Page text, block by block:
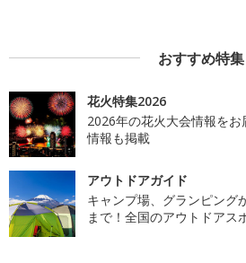
おすすめ特集
花火特集2026
2026年の花火大会情報を
情報も掲載
アウトドアガイド
キャンプ場、グランピング
まで！全国のアウトドアス